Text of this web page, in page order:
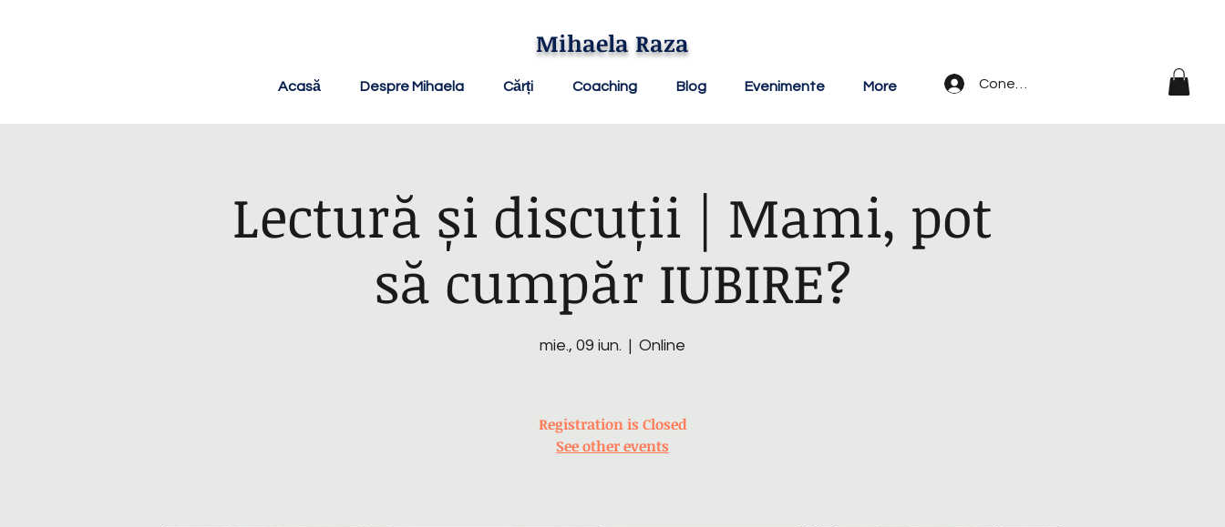
Mihaela Raza
Acasă Despre Mihaela Cărți Coaching Blog Evenimente More Conectează-te
Lectură și discuții | Mami, pot
să cumpăr IUBIRE?
mie., 09 iun.
  |
Online
Registration is Closed
See other events